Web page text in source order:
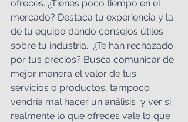
ofreces. ¿Tienes poco tiempo en el
mercado? Destaca tu experiencia y la
de tu equipo dando consejos útiles
sobre tu industria.  ¿Te han rechazado
por tus precios? Busca comunicar de
mejor manera el valor de tus
servicios o productos, tampoco
vendría mal hacer un análisis  y ver si
realmente lo que ofreces vale lo que